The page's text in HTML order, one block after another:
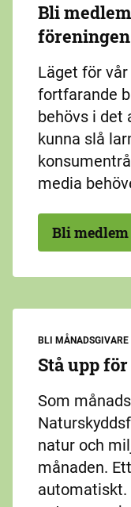
Bli
föreningen
Läget för
fortfarande
behövs i det
kunna slå
media
Bli medlem
BLI MÅNADSGIVARE
Stå upp
Som
natur och
månaden.
automatiskt.